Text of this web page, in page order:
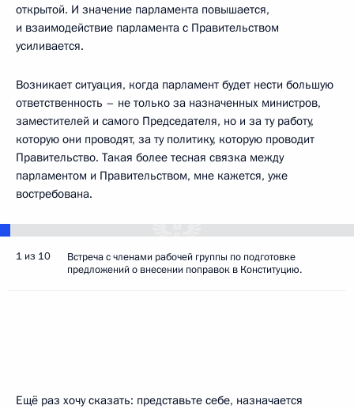
открытой. И значение парламента повышается,
и взаимодействие парламента с Правительством
усиливается.
Возникает ситуация, когда парламент будет нести большую
ответственность – не только за назначенных министров,
заместителей и самого Председателя, но и за ту работу,
которую они проводят, за ту политику, которую проводит
Правительство. Такая более тесная связка между
парламентом и Правительством, мне кажется, уже
востребована.
1 из 10
Встреча с членами рабочей группы по подготовке
предложений о внесении поправок в Конституцию.
Ещё раз хочу сказать: представьте себе, назначается